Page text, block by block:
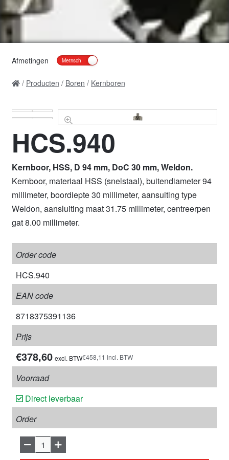
Afmetingen
Producten Boren Kernboren
HCS.940
Kernboor, HSS, D 94 mm, DoC 30 mm, Weldon.
Kernboor, materiaal HSS (snelstaal), buitendiameter 94
millimeter, boordiepte 30 millimeter, aansuiting type
Weldon, aansluiting maat 31.75 millimeter, centreerpen
gat 8.00 millimeter.
Order code
HCS.940
EAN code
8718375391136
Prijs
€378,60 excl. BTW€458,11 incl. BTW
Voorraad
Direct leverbaar
Order